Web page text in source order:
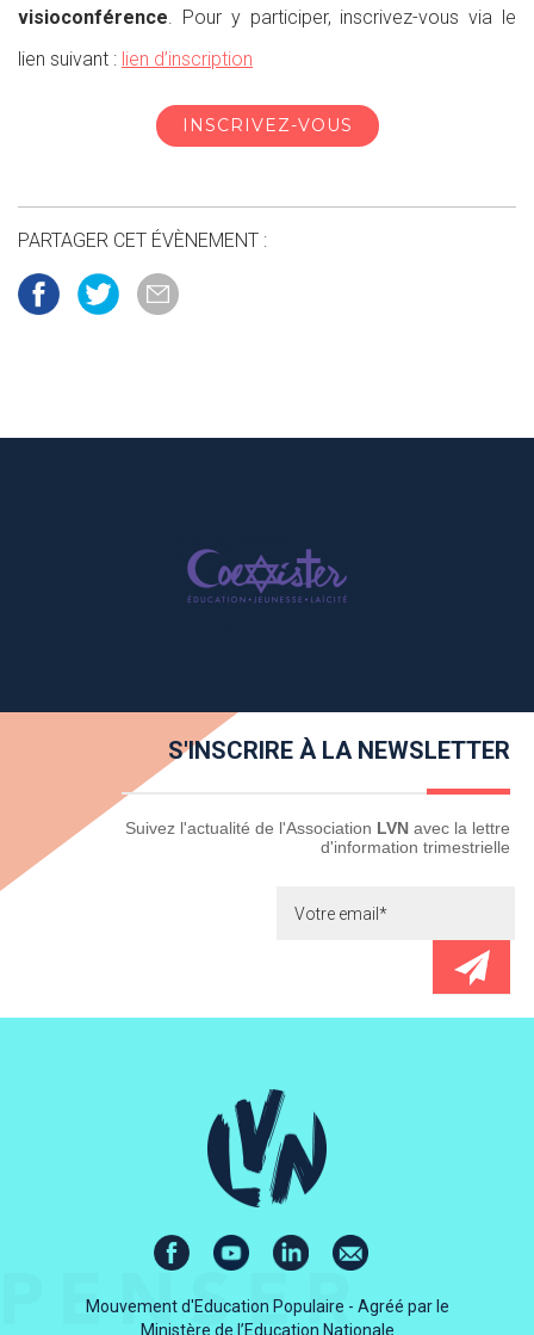
visioconférence. Pour y participer, inscrivez-vous via le
lien suivant : lien d’inscription
INSCRIVEZ-VOUS
PARTAGER CET ÉVÈNEMENT :
S'INSCRIRE À LA NEWSLETTER
Newsletter Suivez l'actualité de l'Association LVN avec la lettre
d'information trimestrielle
Mouvement d'Education Populaire - Agréé par le
Ministère de l’Education Nationale